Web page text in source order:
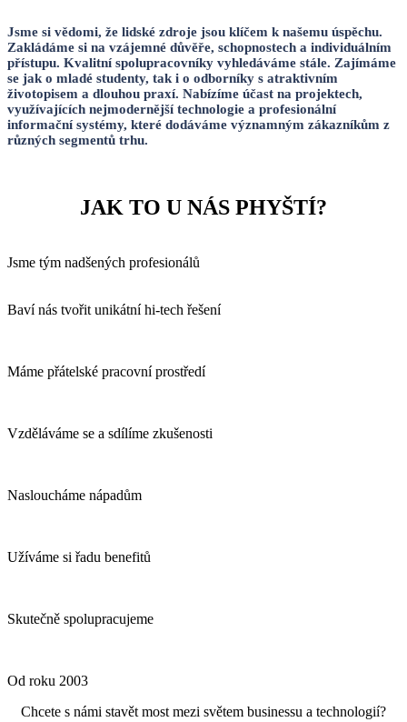
Jsme si vědomi, že lidské zdroje jsou klíčem k našemu úspěchu.
Zakládáme si na vzájemné důvěře, schopnostech a individuálním
přístupu. Kvalitní spolupracovníky vyhledáváme stále. Zajímáme
se jak o mladé studenty, tak i o odborníky s atraktivním
životopisem a dlouhou praxí. Nabízíme účast na projektech,
využívajících nejmodernější technologie a profesionální
informační systémy, které dodáváme významným zákazníkům z
různých segmentů trhu.
JAK TO U NÁS PHYŠTÍ?
Jsme tým nadšených profesionálů
Baví nás tvořit unikátní hi-tech řešení
Máme přátelské pracovní prostředí
Vzděláváme se a sdílíme zkušenosti
Nasloucháme nápadům
Užíváme si řadu benefitů
Skutečně spolupracujeme
Od roku 2003
Chcete s námi stavět most mezi světem businessu a technologií?